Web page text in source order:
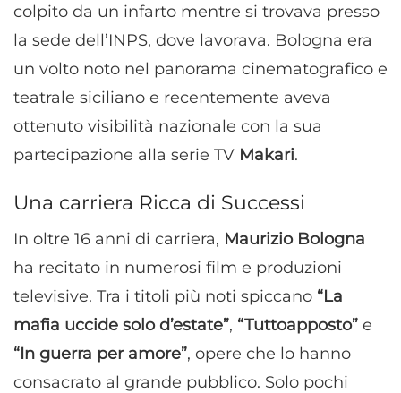
colpito da un infarto mentre si trovava presso
la sede dell’INPS, dove lavorava. Bologna era
un volto noto nel panorama cinematografico e
teatrale siciliano e recentemente aveva
ottenuto visibilità nazionale con la sua
partecipazione alla serie TV Makari.
Una carriera Ricca di Successi
In oltre 16 anni di carriera, Maurizio Bologna
ha recitato in numerosi film e produzioni
televisive. Tra i titoli più noti spiccano “La
mafia uccide solo d’estate”, “Tuttoapposto” e
“In guerra per amore”, opere che lo hanno
consacrato al grande pubblico. Solo pochi